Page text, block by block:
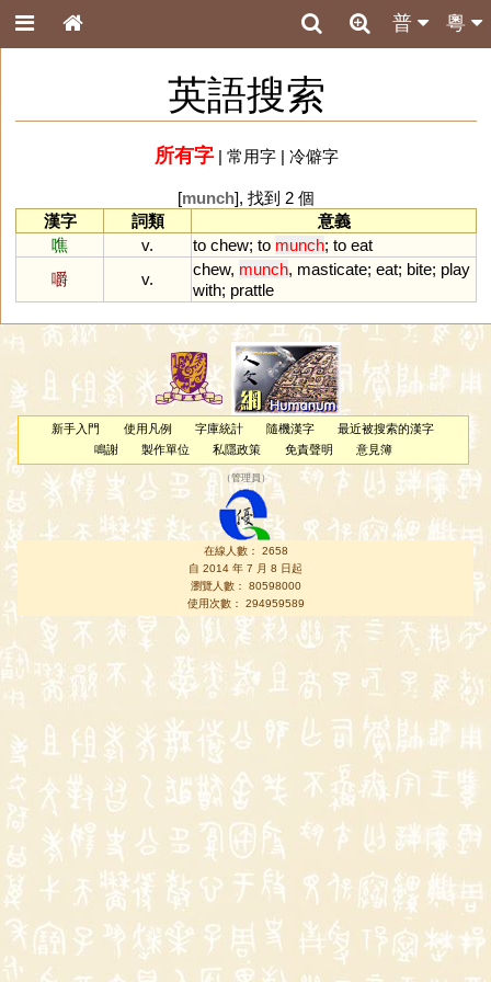
粵
普
英語搜索
所有字| 常用字| 冷僻字
[munch], 找到 2 個
漢字
詞類
意義
噍
v. to chew; to munch; to eat
嚼
v.
chew, munch, masticate; eat; bite; play
with; prattle
新手入門 使用凡例 字庫統計 隨機漢字
最近被搜索的漢字
鳴謝
製作單位 私隱政策 免責聲明 意見簿
（管理員 ）
在線人數： 2658
自 2014 年 7 月 8 日起
瀏覽人數： 80598000
使用次數： 294959589